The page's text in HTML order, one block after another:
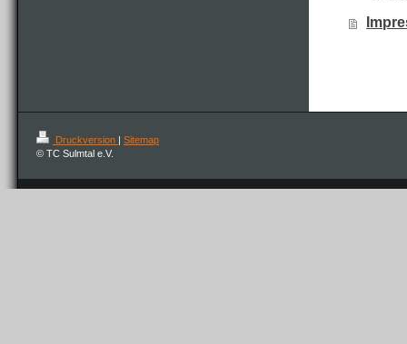
Druckversion | Sitemap
© TC Sulmtal e.V.